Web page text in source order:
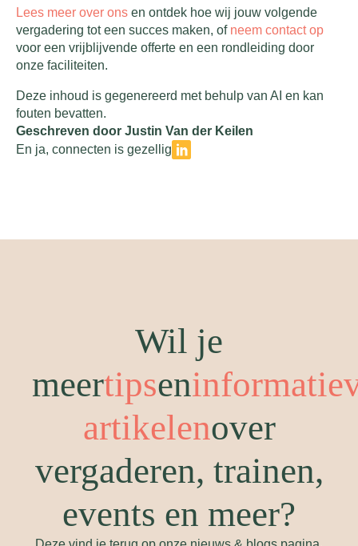
Lees meer over ons en ontdek hoe wij jouw volgende
vergadering tot een succes maken, of neem contact op
voor een vrijblijvende offerte en een rondleiding door
onze faciliteiten.
Deze inhoud is gegenereerd met behulp van AI en kan
fouten bevatten.
Geschreven door Justin Van der Keilen
En ja, connecten is gezellig
Wil je
meertipsen
artikelenover
vergaderen, trainen,
events en meer?